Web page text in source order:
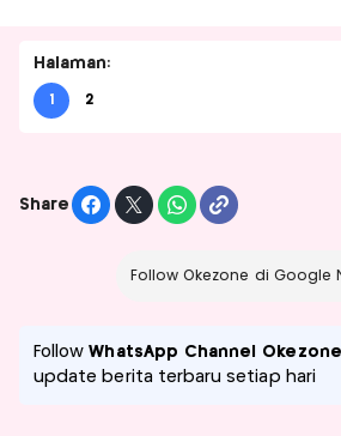
Halaman:
1 2
Share
Follow Okezone di Google
FollowWhatsApp Channel Okezone
update berita terbaru setiap hari